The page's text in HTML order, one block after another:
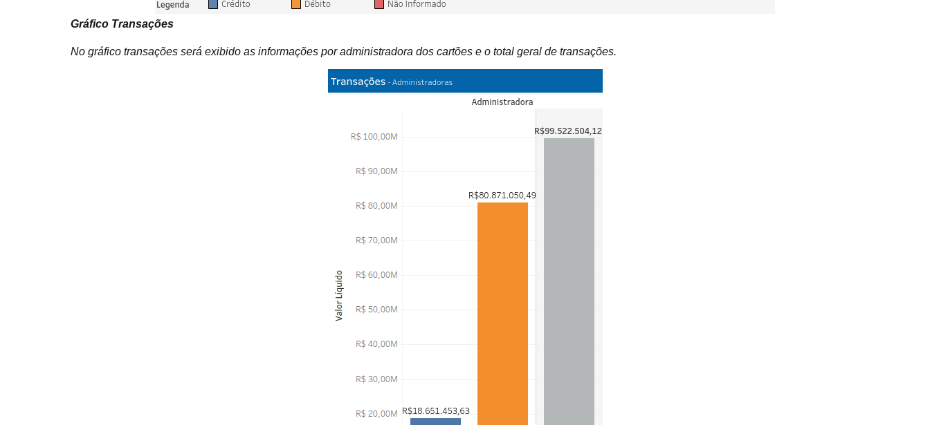
Gráfico Transações
No gráfico transações será exibido as informações por administradora dos cartões e o total geral de transações.